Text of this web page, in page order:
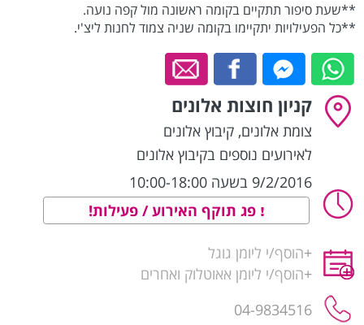
**שעת סיפור תתקיים בקומה ראשונה מול קפה נועה.
**כל הפעילויות יתקיימו בקומה שניה צמוד לחנות ליצ'י.
קניון חוצות אלונים
צומת אלונים, קיבוץ אלונים
לאירועים נוספים בקיבוץ אלונים
9/2/2016 בשעה 10:00-18:00
פג תוקף האירוע / פעילות!
+הוסף/י ליומן גוגל
+הוסף/י ליומן אאוטלוק ואחרים
04-9834516